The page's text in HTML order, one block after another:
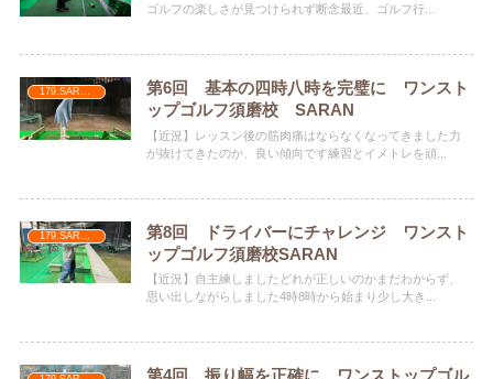
ゴルフの楽しさが見つけられず断念最近、ゴルフ行...
179.SARAN
第6回 基本の四時八時を完璧に ワンスト
ップゴルフ須磨校 SARAN
【近況】レッスン後の筋肉痛はならなくなってきました力
が抜けてきたのか、良い傾向です練習とイメトレを頑...
第8回 ドライバーにチャレンジ ワンスト
ップゴルフ須磨校SARAN
【近況】自主練しましたどれが正しいのかまだわからず、
思い出しながらしました4時8時から始まり少し大き...